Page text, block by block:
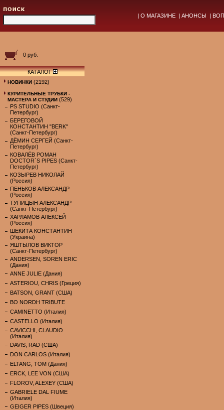
| О МАГАЗИНЕ | АНОНСЫ |
0 руб.
КАТАЛОГ
НОВИНКИ (2192)
КУРИТЕЛЬНЫЕ ТРУБКИ -
МАСТЕРА И СТУДИИ (529)
PS STUDIO (Санкт-
Петербург)
БЕРЕГОВОЙ
КОНСТАНТИН "BERK"
(Санкт-Петербург)
ДЁМИН СЕРГЕЙ (Санкт-
Петербург)
КОВАЛЁВ РОМАН
DOCTOR`S PIPES (Санкт-
Петербург)
КОЗЫРЕВ НИКОЛАЙ
(Россия)
ПЕНЬКОВ АЛЕКСАНДР
(Россия)
ТУПИЦЫН АЛЕКСАНДР
(Санкт-Петербург)
ХАРЛАМОВ АЛЕКСЕЙ
(Россия)
ШЕКИТА КОНСТАНТИН
(Украина)
ЯШТЫЛОВ ВИКТОР
(Санкт-Петербург)
ANDERSEN, SOREN ERIC
(Дания)
ANNE JULIE (Дания)
ASTERIOU, CHRIS (Греция)
BATSON, GRANT (США)
BO NORDH TRIBUTE
CAMINETTO (Италия)
CASTELLO (Италия)
CAVICCHI, CLAUDIO
(Италия)
DAVIS, RAD (США)
DON CARLOS (Италия)
ELTANG, TOM (Дания)
ERCK, LEE VON (США)
FLOROV, ALEXEY (США)
GABRIELE DAL FIUME
(Италия)
GEIGER PIPES (Швеция)